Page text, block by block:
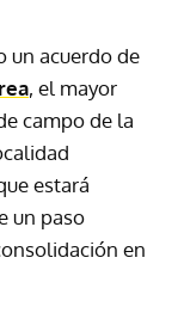
un acuerdo de
, el mayor
campo de la
estará
un paso
en